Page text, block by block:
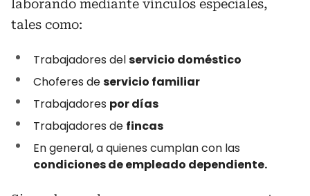
laborando mediante vínculos especiales,
tales como:
Trabajadores delservicio doméstico
Choferes deservicio familiar
Trabajadores por días
Trabajadores de fincas
En general, a quienes cumplan con las
condiciones de empleado dependiente.